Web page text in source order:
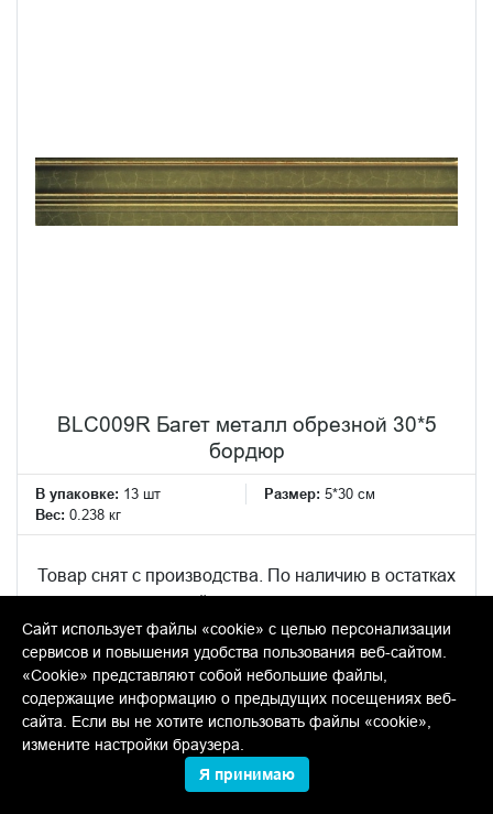
BLC009R Багет металл обрезной 30*5
бордюр
В упаковке: 13 шт Размер: 5*30 см
Вес: 0.238 кг
Товар снят с производства. По наличию в остатках
уточняйте у менеджеров.
Сайт использует файлы «cookie» с целью персонализации
сервисов и повышения удобства пользования веб-сайтом.
«Cookie» представляют собой небольшие файлы,
содержащие информацию о предыдущих посещениях веб-
сайта. Если вы не хотите использовать файлы «cookie»,
измените настройки браузера.
Я принимаю